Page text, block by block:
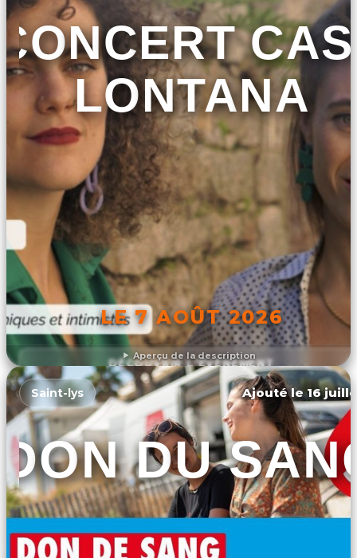
Aperçu de la description
LONTANA
LE 7 AOÛT 2026
DÉCOUVRIR L'ÉVÉNEMENT
Saint-lys Ajouté le 16
DON DU